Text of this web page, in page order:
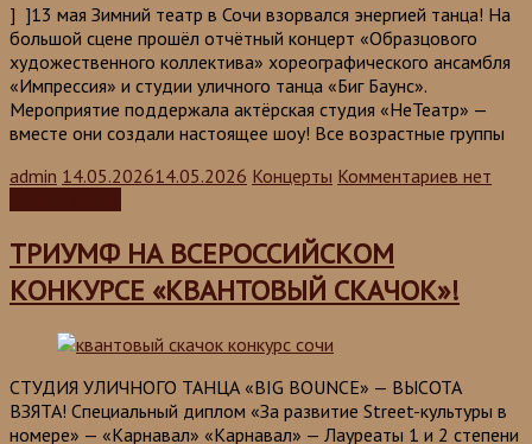
] ]13 мая Зимний театр в Сочи взорвался энергией танца! На
большой сцене прошёл отчётный концерт «Образцового
художественного коллектива» хореографического ансамбля
«Импрессия» и студии уличного танца «Биг Баунс».
Мероприятие поддержала актёрская студия «НеТеатр» —
вместе они создали настоящее шоу! Все возрастные группы
admin 14.05.202614.05.2026 Концерты Комментариев нет
ТРИУМФ НА ВСЕРОССИЙСКОМ
КОНКУРСЕ «КВАНТОВЫЙ СКАЧОК»!
СТУДИЯ УЛИЧНОГО ТАНЦА «BIG BOUNCE» — ВЫСОТА
ВЗЯТА! Специальный диплом «За развитие Street-культуры в
номере» — «Карнавал» «Карнавал» — Лауреаты 1 и 2 степени